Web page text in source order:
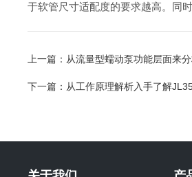
于软管尺寸适配度的要求越高。同
上一篇： 从流量型蠕动泵功能层面来
下一篇： 从工作原理解析入手了解